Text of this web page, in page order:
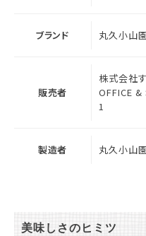
ブランド 丸久小山
販売者
株式会社
OFFICE &
1
製造者 丸久小山
美味しさのヒミツ